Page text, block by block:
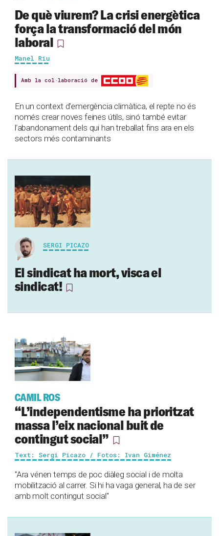
De què viurem? La crisi energètica
força la transformació del món
laboral
Manel Riu
Amb la col·laboració de
En un context d'emergència climàtica, el repte no és
només crear noves feines útils, sinó també evitar
l’abandonament dels qui han treballat fins ara en els
sectors més contaminants
SERGI PICAZO
El sindicat ha mort, visca el
sindicat!
CAMIL ROS
“L’independentisme ha prioritzat
massa l’eix nacional buit de
contingut social”
Text: Sergi Picazo / Fotos: Ivan Giménez
"Ara vénen temps de poc diàleg social i de molta
mobilització al carrer. Si hi ha vaga general, ha de ser
amb molt contingut social"